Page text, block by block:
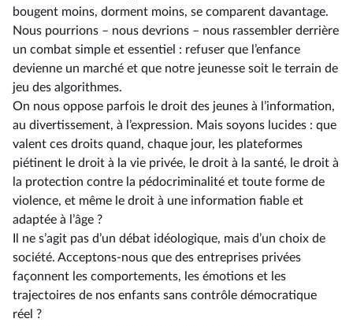
bougent moins, dorment moins, se comparent davantage.
Nous pourrions –⁠ nous devrions – nous rassembler derrière
un combat simple et essentiel : refuser que l’enfance
devienne un marché et que notre jeunesse soit le terrain de
jeu des algorithmes.
On nous oppose parfois le droit des jeunes à l’information,
au divertissement, à l’expression. Mais soyons lucides : que
valent ces droits quand, chaque jour, les plateformes
piétinent le droit à la vie privée, le droit à la santé, le droit à
la protection contre la pédocriminalité et toute forme de
violence, et même le droit à une information fiable et
adaptée à l’âge ?
Il ne s’agit pas d’un débat idéologique, mais d’un choix de
société. Acceptons-nous que des entreprises privées
façonnent les comportements, les émotions et les
trajectoires de nos enfants sans contrôle démocratique
réel ?